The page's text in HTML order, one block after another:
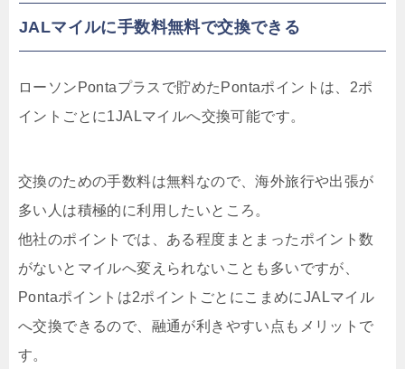
JALマイルに手数料無料で交換できる
ローソンPontaプラスで貯めたPontaポイントは、2ポ
イントごとに1JALマイルへ交換可能です。
交換のための手数料は無料なので、海外旅行や出張が
多い人は積極的に利用したいところ。
他社のポイントでは、ある程度まとまったポイント数
がないとマイルへ変えられないことも多いですが、
Pontaポイントは2ポイントごとにこまめにJALマイル
へ交換できるので、融通が利きやすい点もメリットで
す。